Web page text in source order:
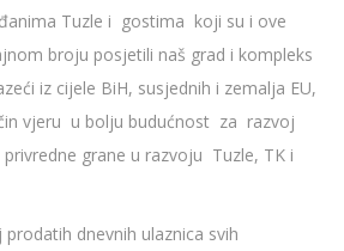
Tuzle i gostima koji su i ove
broju posjetili naš grad i kompleks
iz cijele BiH, susjednih i zemalja EU,
vjeru u bolju budućnost za razvoj
grane u razvoju Tuzle, TK i
dnevnih ulaznica svih